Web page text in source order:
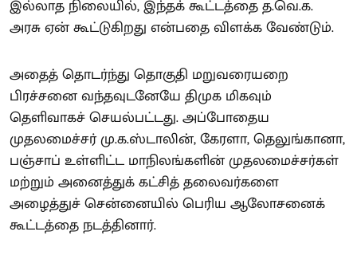
இல்லாத நிலையில், இந்தக் கூட்டத்தை த.வெ.க.
அரசு ஏன் கூட்டுகிறது என்பதை விளக்க வேண்டும்.
அதைத் தொடர்ந்து தொகுதி மறுவரையறை
பிரச்சனை வந்தவுடனேயே திமுக மிகவும்
தெளிவாகச் செயல்பட்டது. அப்போதைய
முதலமைச்சர் மு.க.ஸ்டாலின், கேரளா, தெலுங்கானா,
பஞ்சாப் உள்ளிட்ட மாநிலங்களின் முதலமைச்சர்கள்
மற்றும் அனைத்துக் கட்சித் தலைவர்களை
அழைத்துச் சென்னையில் பெரிய ஆலோசனைக்
கூட்டத்தை நடத்தினார்.